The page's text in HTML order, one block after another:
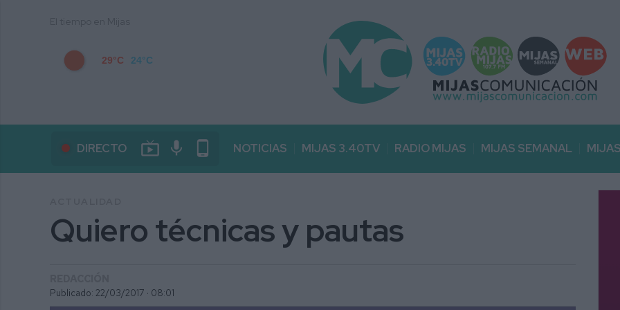
29°C 24°C
DIRECTO live_tv mic phone_android NOTICIAS MIJAS 3.40TV RADIO MIJAS MIJAS SEMANAL
Quiero técnicas y pautas
Publicado: 22/03/2017 · 08:01